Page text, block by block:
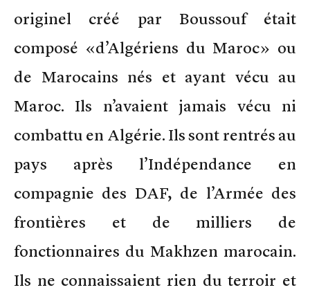
originel créé par Boussouf était
composé «d’Algériens du Maroc» ou
de Marocains nés et ayant vécu au
Maroc. Ils n’avaient jamais vécu ni
combattu en Algérie. Ils sont rentrés au
pays après l’Indépendance en
compagnie des DAF, de l’Armée des
frontières et de milliers de
fonctionnaires du Makhzen marocain.
Ils ne connaissaient rien du terroir et